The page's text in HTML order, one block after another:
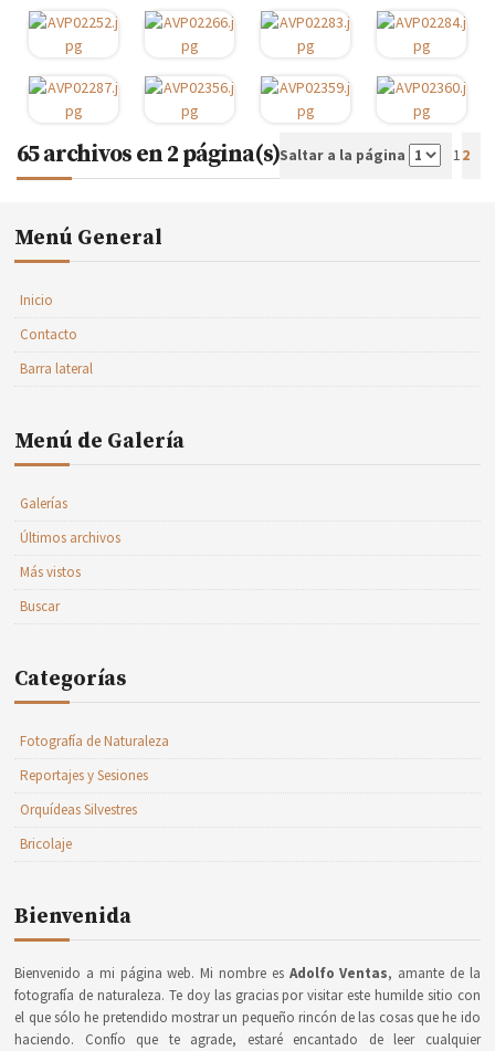
65 archivos en 2 página(s)Saltar a la página 12
Menú General
Inicio
Contacto
Barra lateral
Menú de Galería
Galerías
Últimos archivos
Más vistos
Buscar
Categorías
Fotografía de Naturaleza
Reportajes y Sesiones
Orquídeas Silvestres
Bricolaje
Bienvenida
Bienvenido a mi página web. Mi nombre es Adolfo Ventas, amante de la
fotografía de naturaleza. Te doy las gracias por visitar este humilde sitio con
el que sólo he pretendido mostrar un pequeño rincón de las cosas que he ido
haciendo. Confío que te agrade, estaré encantado de leer cualquier